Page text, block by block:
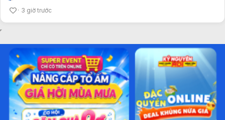
3 giờ trước